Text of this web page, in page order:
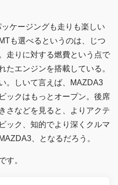
ケージングも走りも楽しい
も選べるというのは、じつ
走りに対する燃費という点で
たエンジンを搭載している。
。しいて言えば、MAZDA3
ックはもっとオープン。後席
さなどを見ると、よりアクテ
ック、知的でより深くクルマ
、となるだろう。
す。